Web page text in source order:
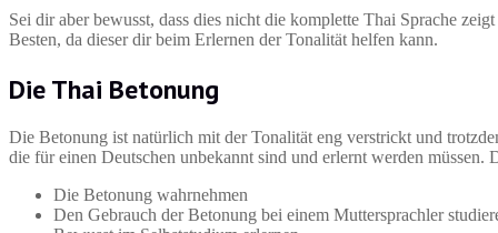
Sei dir aber bewusst, dass dies nicht die komplette Thai Sprache
Besten, da dieser dir beim Erlernen der Tonalität helfen kann.
Die Thai Betonung
Die Betonung ist natürlich mit der Tonalität eng verstrickt und
die für einen Deutschen unbekannt sind und erlernt werden
Die Betonung wahrnehmen
Den Gebrauch der Betonung bei einem Muttersprachler